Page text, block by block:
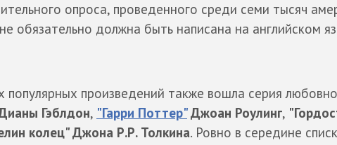
опроса, проведенного среди семи тысяч
обязательно должна быть написана на английском
популярных произведений также вошла серия
Гэблдон, "Гарри Поттер"Джоан Роулинг,
колец" Джона Р.Р. Толкина. Ровно в середине